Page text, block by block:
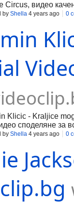
Circus, видео
by Shella 4 years ago 0
Klicic - Kraljice
споделяне за
by Shella 4 years ago 0